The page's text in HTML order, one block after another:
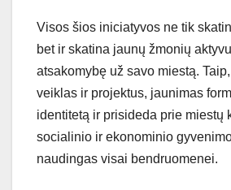
Visos šios iniciatyvos ne tik
bet ir skatina jaunų žmonių
atsakomybę už savo miestą.
veiklas ir projektus, jaunimas
identitetą ir prisideda prie miestų
socialinio ir ekonominio
naudingas visai bendruomenei.